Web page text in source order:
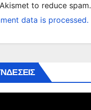
to reduce spam.
data is processed.